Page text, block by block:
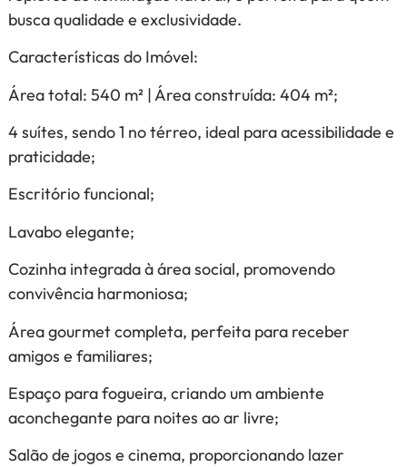
busca qualidade e exclusividade.
Características do Imóvel:
Área total: 540 m² | Área construída: 404 m²;
4 suítes, sendo 1 no térreo, ideal para acessibilidade e
praticidade;
Escritório funcional;
Lavabo elegante;
Cozinha integrada à área social, promovendo
convivência harmoniosa;
Área gourmet completa, perfeita para receber
amigos e familiares;
Espaço para fogueira, criando um ambiente
aconchegante para noites ao ar livre;
Salão de jogos e cinema, proporcionando lazer